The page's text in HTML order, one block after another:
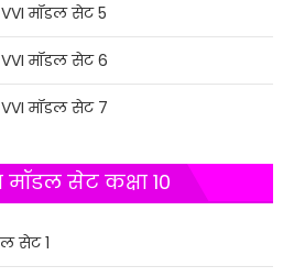
VVI मॉडल सेट 5
VVI मॉडल सेट 6
VVI मॉडल सेट 7
मॉडल सेट कक्षा 10
सेट 1